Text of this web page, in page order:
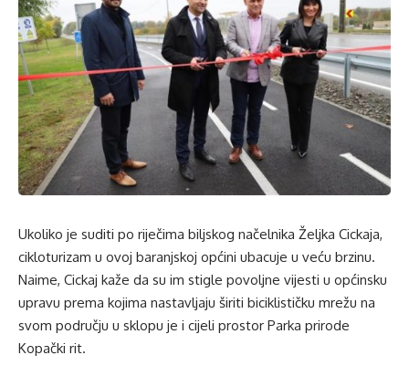
Ukoliko je suditi po riječima biljskog načelnika Željka Cickaja,
cikloturizam u ovoj baranjskoj općini ubacuje u veću brzinu.
Naime, Cickaj kaže da su im stigle povoljne vijesti u općinsku
upravu prema kojima nastavljaju širiti biciklističku mrežu na
svom području u sklopu je i cijeli prostor Parka prirode
Kopački rit.